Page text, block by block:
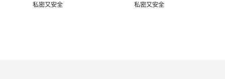
私密又安全 私密又安全